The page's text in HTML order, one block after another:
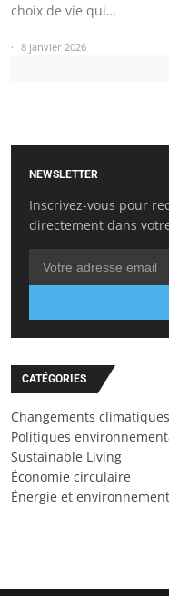
choix de vie qui…
8 janvier 2026
NEWSLETTER
Inscrivez-vous pour
directement dans
CATÉGORIES
Changements climatiques
Politiques
Sustainable Living
Économie circulaire
Énergie et environnement